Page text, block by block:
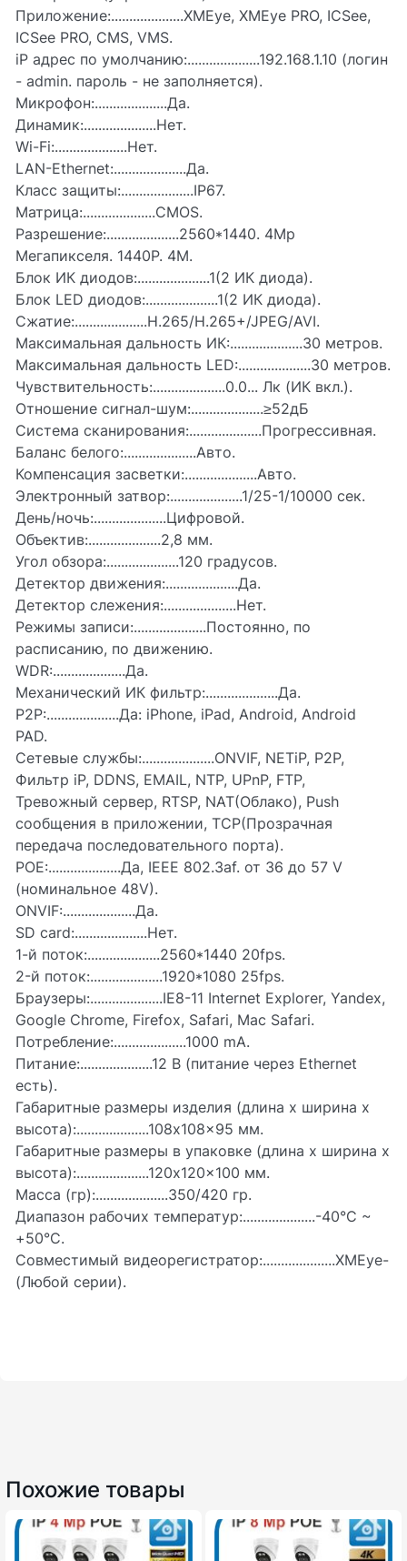
Приложение:....................XMEye, XMEye PRO, ICSee,
ICSee PRO, CMS, VMS.
iP адрес по умолчанию:....................192.168.1.10 (логин
- admin. пароль - не заполняется).
Микрофон:....................Да.
Динамик:....................Нет.
Wi-Fi:....................Нет.
LAN-Ethernet:....................Да.
Класс защиты:....................IP67.
Матрица:....................CMOS.
Разрешение:....................2560*1440. 4Mp
Мегапикселя. 1440P. 4М.
Блок ИК диодов:....................1(2 ИК диода).
Блок LED диодов:....................1(2 ИК диода).
Сжатие:....................H.265/H.265+/JPEG/AVI.
Максимальная дальность ИК:....................30 метров.
Максимальная дальность LED:....................30 метров.
Чувствительность:....................0.0... Лк (ИК вкл.).
Отношение сигнал-шум:....................≥52дБ
Система сканирования:....................Прогрессивная.
Баланс белого:....................Авто.
Компенсация засветки:....................Авто.
Электронный затвор:....................1/25-1/10000 сек.
День/ночь:....................Цифровой.
Объектив:....................2,8 мм.
Угол обзора:....................120 градусов.
Детектор движения:....................Да.
Детектор слежения:....................Нет.
Режимы записи:....................Постоянно, по
расписанию, по движению.
WDR:....................Да.
Механический ИК фильтр:....................Да.
P2P:....................Да: iPhone, iPad, Android, Android
PAD.
Сетевые службы:....................ONVIF, NETiP, P2P,
Фильтр iP, DDNS, EMAIL, NTP, UPnP, FTP,
Тревожный сервер, RTSP, NAT(Облако), Push
сообщения в приложении, TCP(Прозрачная
передача последовательного порта).
POE:....................Да, IEEE 802.3af. от 36 до 57 V
(номинальное 48V).
ONVIF:....................Да.
SD card:....................Нет.
1-й поток:....................2560*1440 20fps.
2-й поток:....................1920*1080 25fps.
Браузеры:....................IE8-11 Internet Explorer, Yandex,
Google Chrome, Firefox, Safari, Mac Safari.
Потребление:....................1000 mA.
Питание:....................12 В (питание через Ethernet
есть).
Габаритные размеры изделия (длина х ширина х
высота):....................108x108x95 мм.
Габаритные размеры в упаковке (длина х ширина х
высота):....................120x120x100 мм.
Масса (гр):....................350/420 гр.
Диапазон рабочих температур:....................-40°С ~
+50°С.
Совместимый видеорегистратор:....................XMEye-
(Любой серии).
Похожие товары